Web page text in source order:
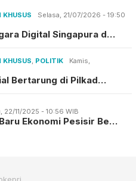
KHUSUS
Selasa, 21/07/2026 - 19:50
Digital Singapura d…
KHUSUS, POLITIK
Kamis,
Bertarung di Pilkad…
22/11/2025 - 10:56 WIB
Ekonomi Pesisir Be…